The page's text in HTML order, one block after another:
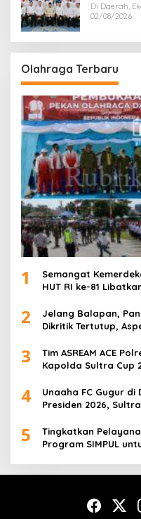
Di Daerah,
02/08/2026
Olahraga Terbaru
1
Semangat
HUT RI ke-81
2
Jelang Balapan,
Dikritik Tertutup,
3
Tim ASREAM ACE
Kapolda Sultra Cup
4
Unaaha FC Gugur di
Presiden 2026,
5
Tingkatkan
Program SIMPUL